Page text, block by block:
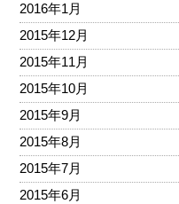
2016年1月
2015年12月
2015年11月
2015年10月
2015年9月
2015年8月
2015年7月
2015年6月